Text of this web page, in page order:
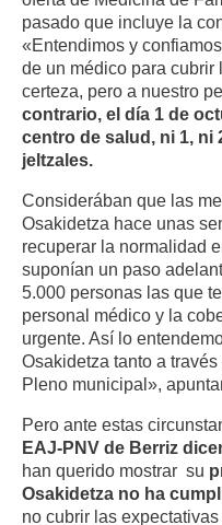
pasado que incluye la
«Entendimos y
de un médico para cubrir
certeza, pero a nuestro
contrario, el día 1 de
centro de salud, ni 1, ni
jeltzales.
Considerában que las
Osakidetza hace unas
recuperar la normalidad
suponían un paso
5.000 personas las que
personal médico y la
urgente. Así lo
Osakidetza tanto a
Pleno municipal»,
Pero ante estas
EAJ-PNV de Berriz
han querido mostrar su
Osakidetza no ha
no cubrir las